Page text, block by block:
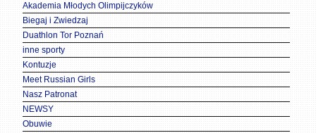
Akademia Młodych Olimpijczyków
Biegaj i Zwiedzaj
Duathlon Tor Poznań
inne sporty
Kontuzje
Meet Russian Girls
Nasz Patronat
NEWSY
Obuwie